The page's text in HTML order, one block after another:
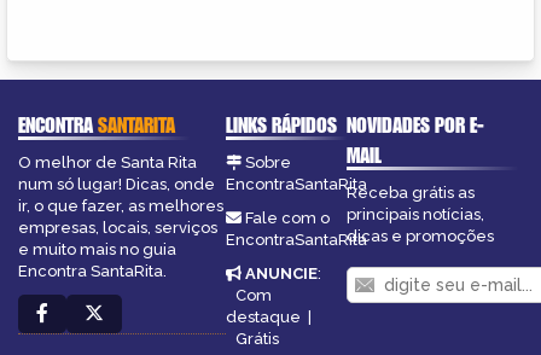
ENCONTRASANTARITA
O melhor de Santa Rita
num só lugar! Dicas, onde
ir, o que fazer, as melhores
empresas, locais, serviços
e muito mais no guia
Encontra SantaRita.
LINKS RÁPIDOS
Sobre
EncontraSantaRita
Fale com o
EncontraSantaRita
ANUNCIE:
Com
destaque
Grátis
NOVIDADES POR E-
MAIL
Receba grátis as
principais notícias,
dicas e promoções